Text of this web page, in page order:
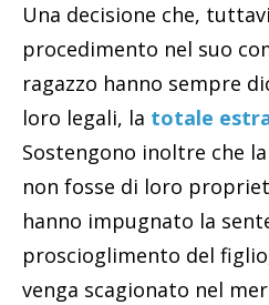
Una decisione che,
procedimento nel suo
ragazzo hanno sempre
loro legali, la totale
Sostengono inoltre che
non fosse di loro
hanno impugnato la
proscioglimento del
venga scagionato nel